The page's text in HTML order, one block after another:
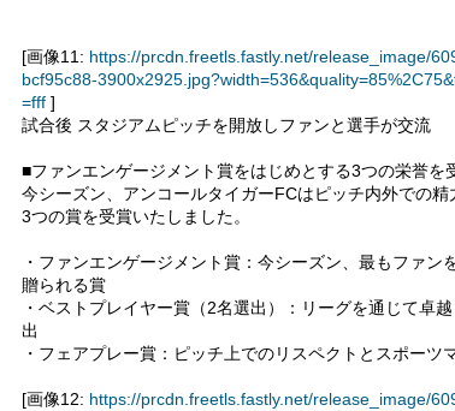
[画像11: https://prcdn.freetls.fastly.net/release_image/
bcf95c88-
=fff ]
試合後 スタジアムピッチを開放しファンと選手が交流
■ファンエンゲージメント賞をはじめとする3つの栄誉を
今シーズン、アンコールタイガーFCはピッチ内外での
3つの賞を受賞いたしました。
・ファンエンゲージメント賞：今シーズン、最もファ
贈られる賞
・ベストプレイヤー賞（2名選出）：リーグを通じて卓
出
・フェアプレー賞：ピッチ上でのリスペクトとスポー
[画像12: https://prcdn.freetls.fastly.net/release_image/